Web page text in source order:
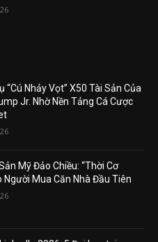
“Cú Nhảy Vọt” X50 Tài Sản Của
Jr. Nhờ Nền Tảng Cá Cược
Mỹ Đảo Chiều: “Thời Cơ
Người Mua Căn Nhà Đầu Tiên